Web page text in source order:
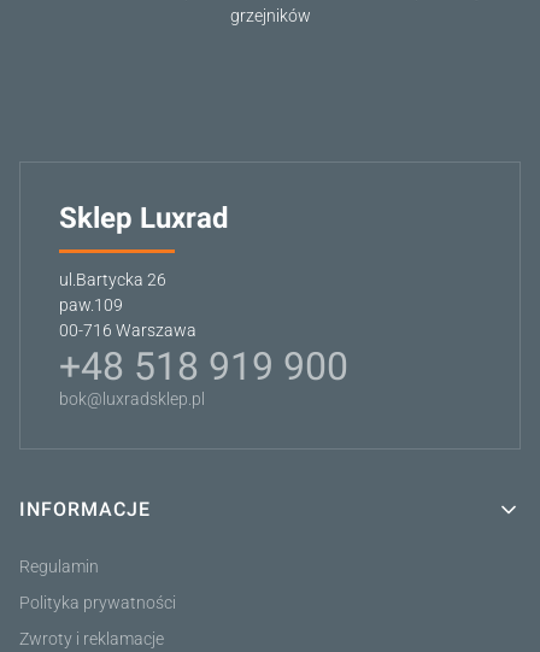
grzejników
Sklep Luxrad
ul.Bartycka 26
paw.109
00-716 Warszawa
+48 518 919 900
bok@luxradsklep.pl
Linki w stopce
INFORMACJE
Regulamin
Polityka prywatności
Zwroty i reklamacje